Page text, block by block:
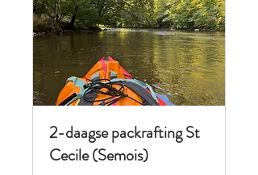
2-daagse packrafting St
Cecile (Semois)